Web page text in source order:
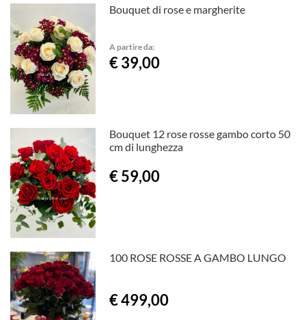
Bouquet di rose e margherite
A partire da:
€ 39,00
Bouquet 12 rose rosse gambo corto 50
cm di lunghezza
€ 59,00
100 ROSE ROSSE A GAMBO LUNGO
€ 499,00